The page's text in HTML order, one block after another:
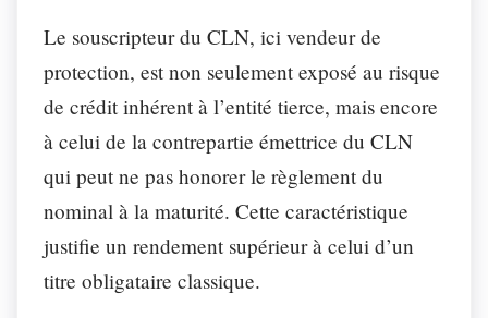
Le souscripteur du CLN, ici vendeur de
protection, est non seulement exposé au risque
de crédit inhérent à l’entité tierce, mais encore
à celui de la contrepartie émettrice du CLN
qui peut ne pas honorer le règlement du
nominal à la maturité. Cette caractéristique
justifie un rendement supérieur à celui d’un
titre obligataire classique.